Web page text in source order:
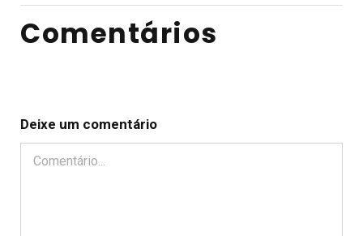
Comentários
Deixe um comentário
Comentário